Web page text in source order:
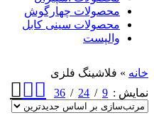
محصولات چهارگوش
محصولات سینی کابل
والپست
خانه » فلاشینگ فلزی
نمایش
9
24
36